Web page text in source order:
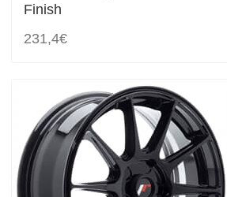
Finish
231,4€